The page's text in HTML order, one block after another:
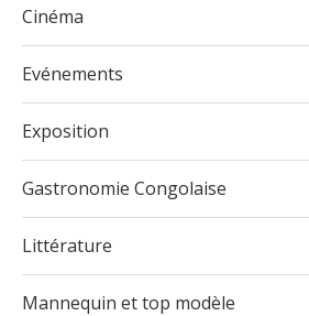
Cinéma
Evénements
Exposition
Gastronomie Congolaise
Littérature
Mannequin et top modèle